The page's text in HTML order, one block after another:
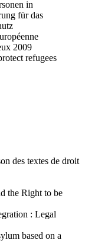
in
für das
2009
refugees
des textes de droit
the Right to be
: Legal
based on a